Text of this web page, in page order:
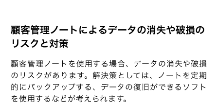
顧客管理ノートによるデータの消失や破損の
リスクと対策
顧客管理ノートを使用する場合、データの消失や破損
のリスクがあります。解決策としては、ノートを定期
的にバックアップする、データの復旧ができるソフト
を使用するなどが考えられます。